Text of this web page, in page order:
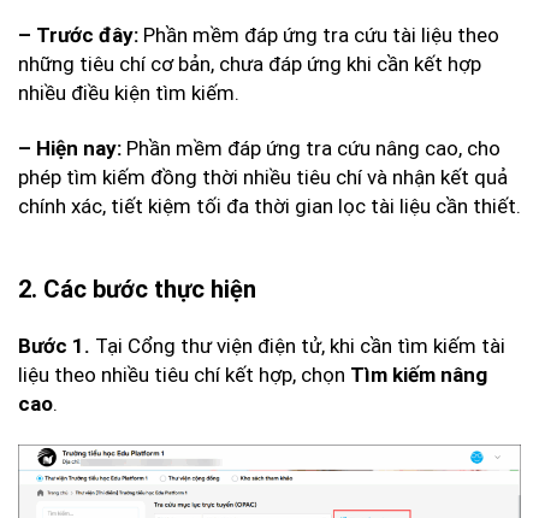
– Trước đây: Phần mềm đáp ứng tra cứu tài liệu theo
những tiêu chí cơ bản, chưa đáp ứng khi cần kết hợp
nhiều điều kiện tìm kiếm.
– Hiện nay: Phần mềm đáp ứng tra cứu nâng cao, cho
phép tìm kiếm đồng thời nhiều tiêu chí và nhận kết quả
chính xác, tiết kiệm tối đa thời gian lọc tài liệu cần thiết.
2. Các bước thực hiện
Bước 1. Tại Cổng thư viện điện tử, khi cần tìm kiếm tài
liệu theo nhiều tiêu chí kết hợp, chọn Tìm kiếm nâng
cao.